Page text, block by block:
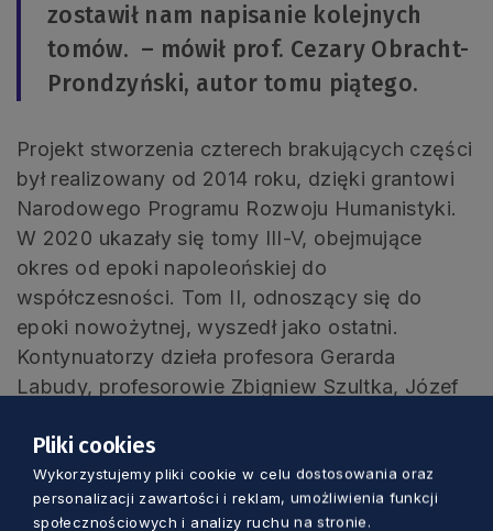
zostawił nam napisanie kolejnych
tomów. – mówił prof. Cezary Obracht-
Prondzyński, autor tomu piątego.
Projekt stworzenia czterech brakujących części
był realizowany od 2014 roku, dzięki grantowi
Narodowego Programu Rozwoju Humanistyki.
W 2020 ukazały się tomy III-V, obejmujące
okres od epoki napoleońskiej do
współczesności. Tom II, odnoszący się do
epoki nowożytnej, wyszedł jako ostatni.
Kontynuatorzy dzieła profesora Gerarda
Labudy, profesorowie Zbigniew Szultka, Józef
a także społeczność kaszubska i wszyscy inni
odbiorcy publikacji, mają powody do
świętowania.
Pliki cookies
Wykorzystujemy pliki cookie w celu dostosowania oraz
personalizacji zawartości i reklam, umożliwienia funkcji
społecznościowych i analizy ruchu na stronie.